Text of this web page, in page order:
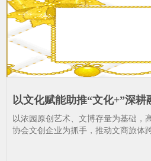
以文化赋能助推“文化+”深耕
华•文化赋能”2019_艺术节-
以浓园原创艺术、文博存量为基础，
协会文创企业为抓手，推动文商旅体